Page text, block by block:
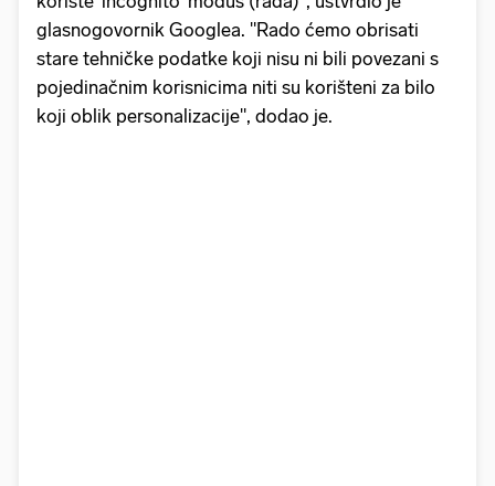
glasnogovornik Googlea. "Rado ćemo obrisati
stare tehničke podatke koji nisu ni bili povezani s
pojedinačnim korisnicima niti su korišteni za bilo
koji oblik personalizacije", dodao je.